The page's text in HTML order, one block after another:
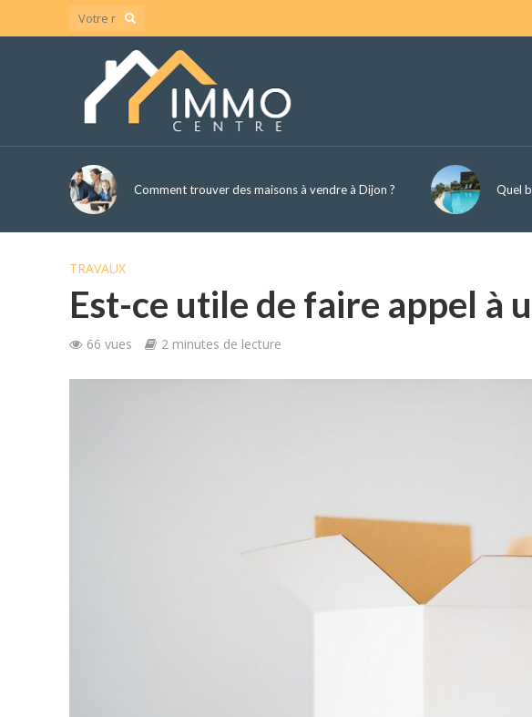
Comment trouver des maisons à vendre à Dijon ? Quel
TRAVAUX
Est-ce utile de faire appel à
66 vues 2 minutes de lecture